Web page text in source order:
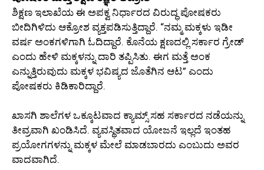
ಶಿಕ್ಷಣ ಇಲಾಖೆಯ ಈ ಅಪಕ್ವ ನಿರ್ಧಾರದ ವಿರುದ್ಧ ಪೋಷಕರು
ಬೀದಿಗಿಳಿದು ಆಕ್ರೋಶ ವ್ಯಕ್ತಪಡಿಸುತ್ತಿದ್ದಾರೆ. “ನಮ್ಮ ಮಕ್ಕಳು ಇಡೀ
ವರ್ಷ ಅಂಕಗಳಿಗಾಗಿ ಓದಿದ್ದಾರೆ. ಕೊನೆಯ ಕ್ಷಣದಲ್ಲಿ ಸರ್ಕಾರ ಗ್ರೇಡ್
ಎಂದು ಹೇಳಿ ಮಕ್ಕಳನ್ನು ದಾರಿ ತಪ್ಪಿಸಿತು. ಈಗ ಮತ್ತೆ ಅಂಕ
ಎನ್ನುತ್ತಿರುವುದು ಮಕ್ಕಳ ಭವಿಷ್ಯದ ಜೊತೆಗಿನ ಆಟ” ಎಂದು
ಪೋಷಕರು ಕಿಡಿಕಾರಿದ್ದಾರೆ.
ಖಾಸಗಿ ಶಾಲೆಗಳ ಒಕ್ಕೂಟವಾದ ಕ್ಯಾಮ್ಸ್ ಸಹ ಸರ್ಕಾರದ ನಡೆಯನ್ನು
ತೀವ್ರವಾಗಿ ಖಂಡಿಸಿದೆ. ವ್ಯವಸ್ಥಿತವಾದ ಯೋಜನೆ ಇಲ್ಲದೆ ಇಂತಹ
ಪ್ರಯೋಗಗಳನ್ನು ಮಕ್ಕಳ ಮೇಲೆ ಮಾಡಬಾರದು ಎಂಬುದು ಅವರ
ವಾದವಾಗಿದೆ.